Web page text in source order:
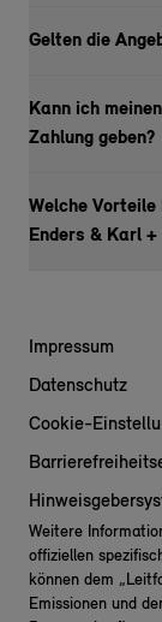
Gelten die
Kann ich
Zahlung geben?
Welche Vorteile
Enders & Karl +
Impressum
Datenschutz
Cookie-
Weitere
offiziellen
können dem
Emissionen und